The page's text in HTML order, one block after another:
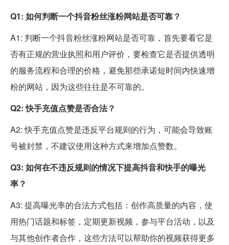
Q1: 如何判断一个抖音粉丝涨粉网站是否可靠？
A1: 判断一个抖音粉丝涨粉网站是否可靠，首先要看它是
否有正规的营业执照和用户评价，要检查它是否提供透明
的服务流程和合理的价格，避免那些承诺短时间内快速增
粉的网站，因为这些往往是不可靠的。
Q2: 快手充值点赞是否合法？
A2: 快手充值点赞是违反平台规则的行为，可能会导致账
号被封禁，不建议使用这种方式来增加点赞数。
Q3: 如何在不违反规则的情况下提高抖音和快手的曝光
率？
A3: 提高曝光率的合法方式包括：创作高质量的内容，使
用热门话题和标签，定期更新视频，参与平台活动，以及
与其他创作者合作，这些方法可以帮助你的视频获得更多